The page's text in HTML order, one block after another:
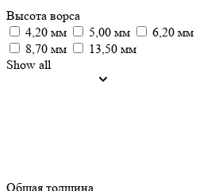
Высота ворса
4,20 мм
5,00 мм
6,20 мм
8,70 мм
13,50 мм
Show all
Общая толщина